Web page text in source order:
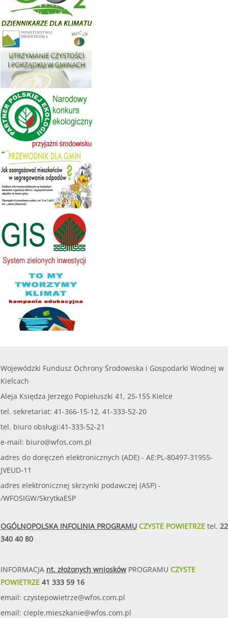
Wojewódzki Fundusz Ochrony Środowiska i Gospodarki Wodnej w
Kielcach
Aleja Księdza Jerzego Popiełuszki 41, 25-155 Kielce
tel. sekretariat: 41-366-15-12, 41-333-52-20
tel. biuro obsługi:41-333-52-21
e-mail: biuro@wfos.com.pl
adres do doręczeń elektronicznych (ADE) - AE:PL-80497-31955-
JVEUD-11
adres elektronicznej skrzynki podawczej (ASP) -
/WFOSIGW/SkrytkaESP
OGÓLNOPOLSKA INFOLINIA PROGRAMUCZYSTE POWIETRZEtel. 22
340 40 80
INFORMACJA nt. złożonych wnioskówPROGRAMU CZYSTE
POWIETRZE41 333 59 16
email: czystepowietrze@wfos.com.pl
email: cieple.mieszkanie@wfos.com.pl